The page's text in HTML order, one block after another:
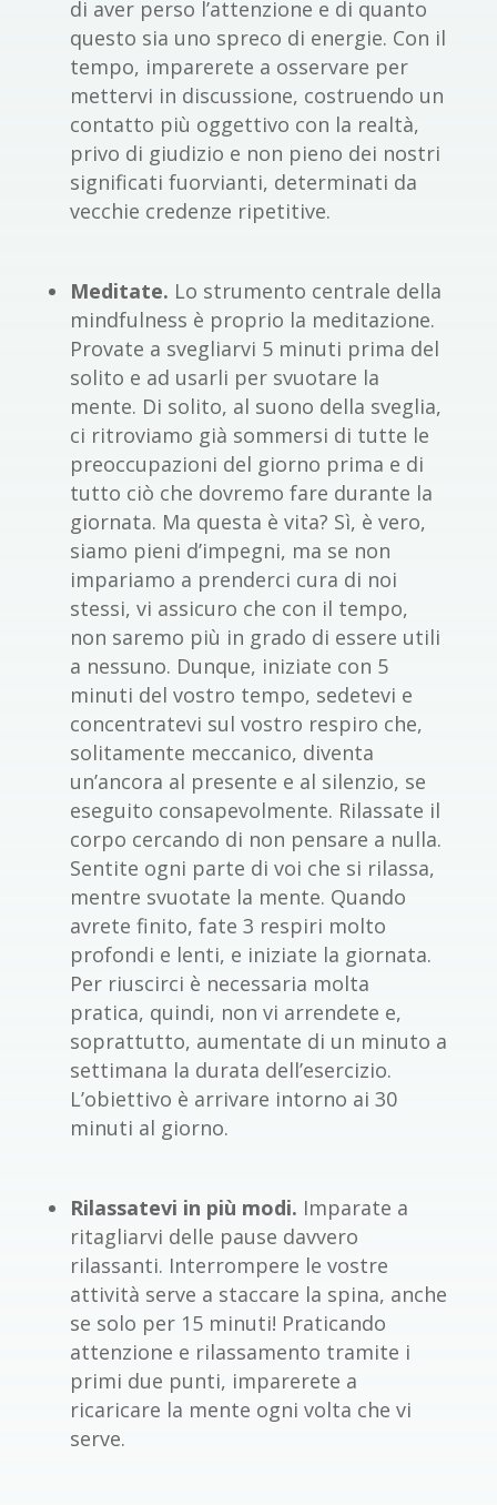
di aver perso l’attenzione e di quanto
questo sia uno spreco di energie. Con il
tempo, imparerete a osservare per
mettervi in discussione, costruendo un
contatto più oggettivo con la realtà,
privo di giudizio e non pieno dei nostri
significati fuorvianti, determinati da
vecchie credenze ripetitive.
Meditate. Lo strumento centrale della
mindfulness è proprio la meditazione.
Provate a svegliarvi 5 minuti prima del
solito e ad usarli per svuotare la
mente. Di solito, al suono della sveglia,
ci ritroviamo già sommersi di tutte le
preoccupazioni del giorno prima e di
tutto ciò che dovremo fare durante la
giornata. Ma questa è vita? Sì, è vero,
siamo pieni d’impegni, ma se non
impariamo a prenderci cura di noi
stessi, vi assicuro che con il tempo,
non saremo più in grado di essere utili
a nessuno. Dunque, iniziate con 5
minuti del vostro tempo, sedetevi e
concentratevi sul vostro respiro che,
solitamente meccanico, diventa
un’ancora al presente e al silenzio, se
eseguito consapevolmente. Rilassate il
corpo cercando di non pensare a nulla.
Sentite ogni parte di voi che si rilassa,
mentre svuotate la mente. Quando
avrete finito, fate 3 respiri molto
profondi e lenti, e iniziate la giornata.
Per riuscirci è necessaria molta
pratica, quindi, non vi arrendete e,
soprattutto, aumentate di un minuto a
settimana la durata dell’esercizio.
L’obiettivo è arrivare intorno ai 30
minuti al giorno.
Rilassatevi in più modi. Imparate a
ritagliarvi delle pause davvero
rilassanti. Interrompere le vostre
attività serve a staccare la spina, anche
se solo per 15 minuti! Praticando
attenzione e rilassamento tramite i
primi due punti, imparerete a
ricaricare la mente ogni volta che vi
serve.